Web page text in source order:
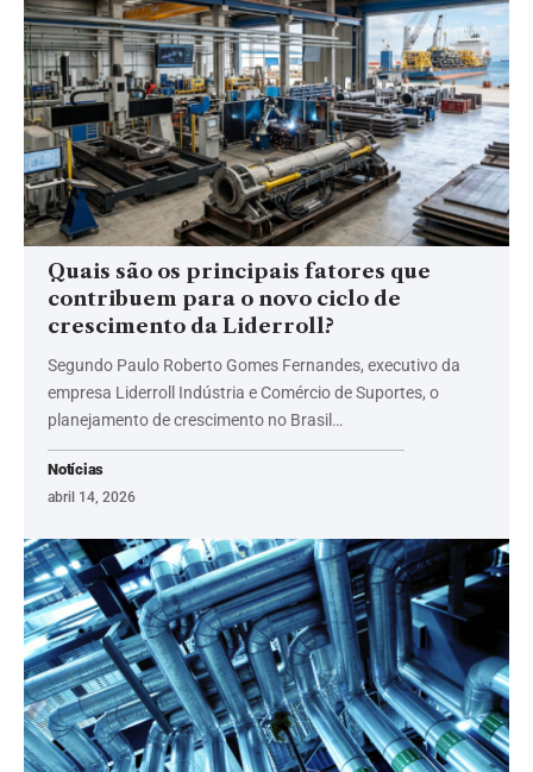
Quais são os principais fatores que
contribuem para o novo ciclo de
crescimento da Liderroll?
Segundo Paulo Roberto Gomes Fernandes, executivo da
empresa Liderroll Indústria e Comércio de Suportes, o
planejamento de crescimento no Brasil…
Notícias
abril 14, 2026